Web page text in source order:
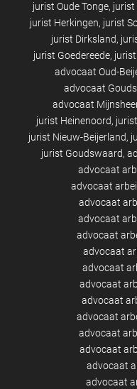
jurist Oude Tonge jurist
jurist Herkingen jurist
jurist Dirksland
jurist Goedereede
advocaat Oud-
advocaat
advocaat
jurist Heinenoord
jurist Nieuw-Beijerland
jurist Goudswaard
advocaat
advocaat
advocaat
advocaat
advocaat
advocaat
advocaat
advocaat
advocaat
advocaat
advocaat
advocaat
advocaat
advocaat